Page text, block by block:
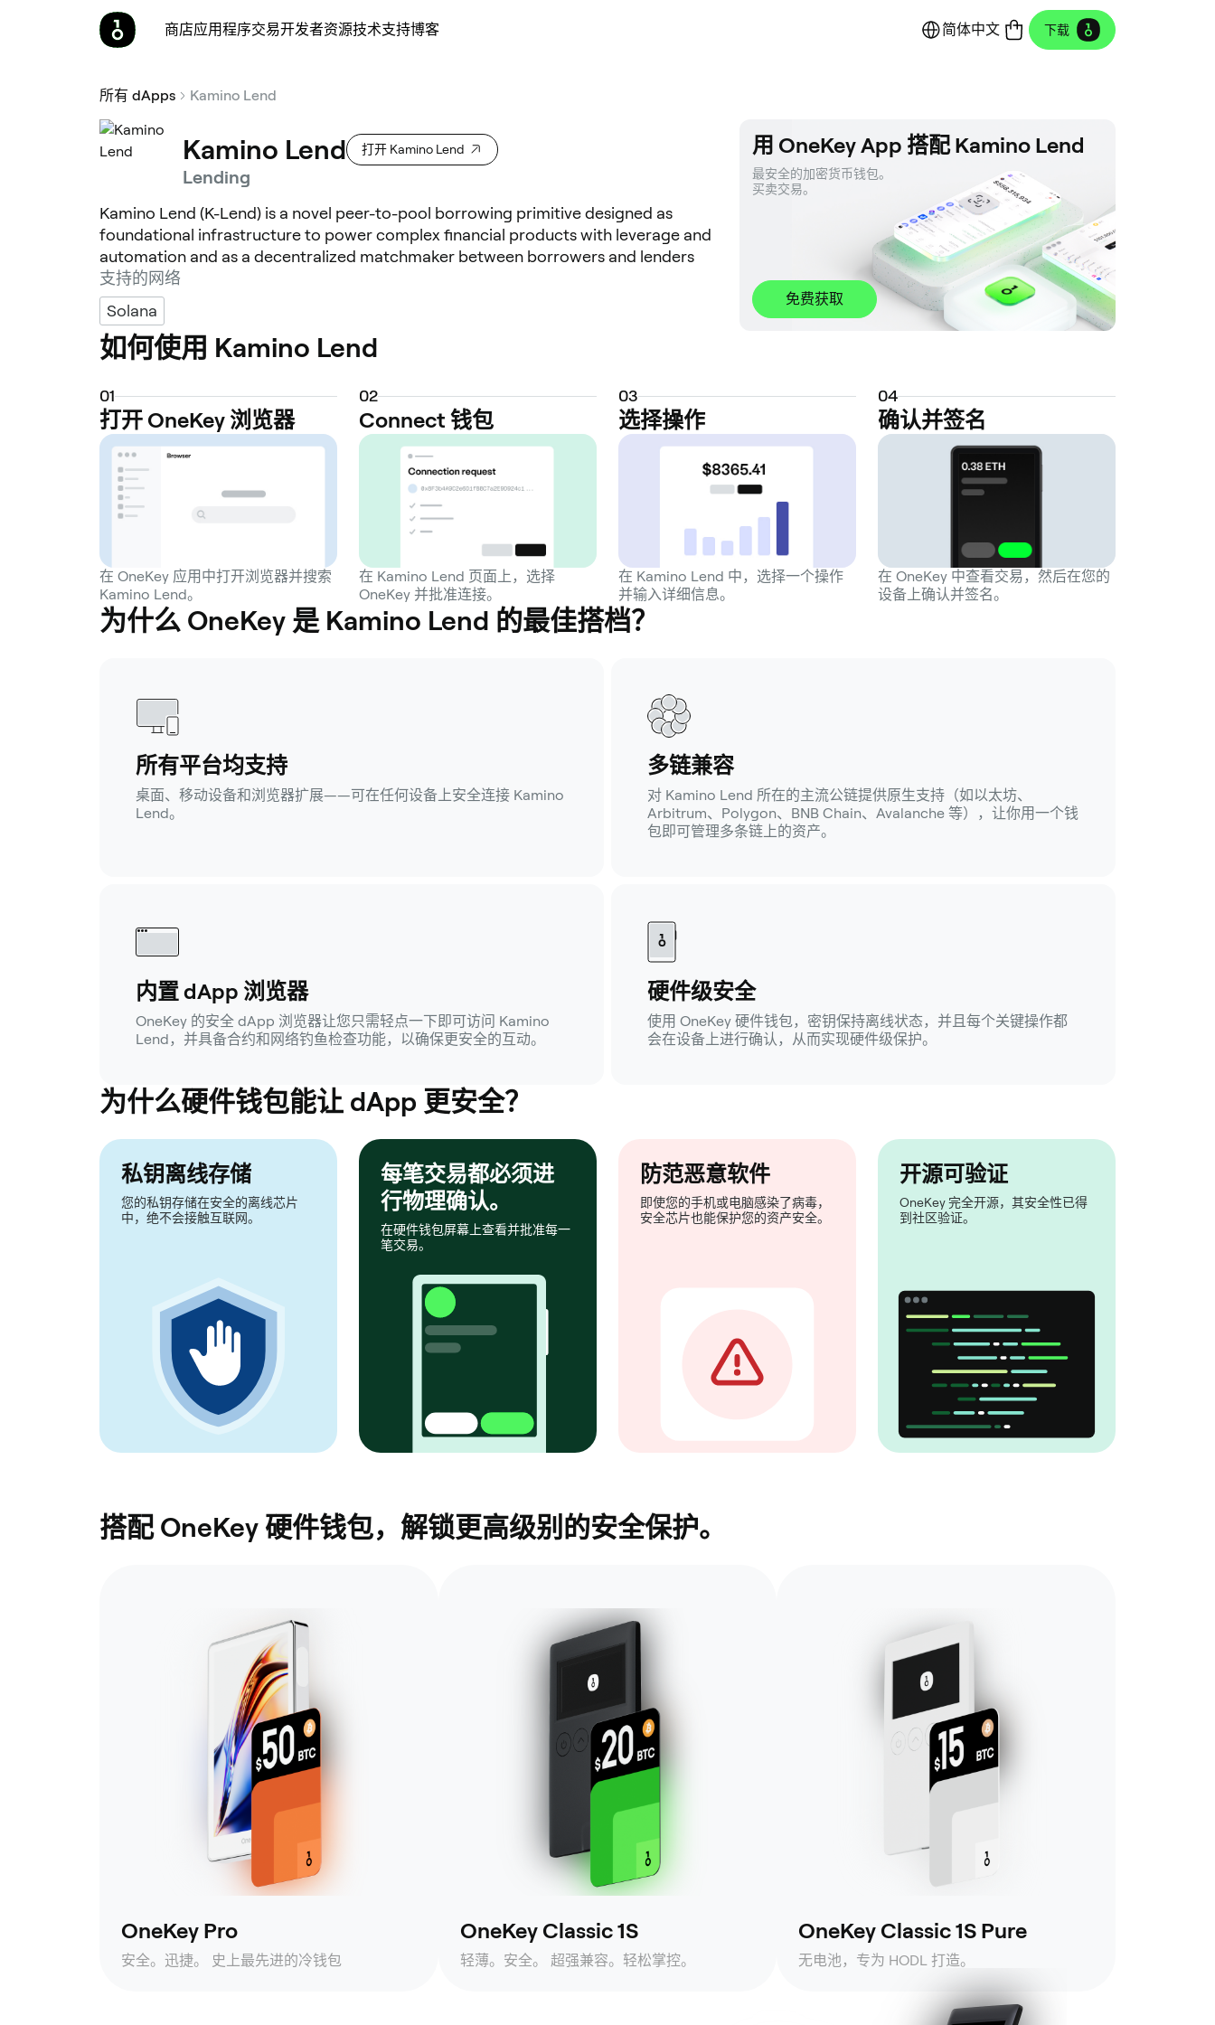
商店应用程序交易开发者资源技术支持博客 简体中文 下载
所有 dApps Kamino Lend
Kamino Lend 打开 Kamino Lend
Lending
Kamino Lend (K-Lend) is a novel peer-to-pool borrowing primitive designed as
foundational infrastructure to power complex financial products with leverage and
automation and as a decentralized matchmaker between borrowers and lenders
支持的网络
Solana
用 OneKey App 搭配 Kamino Lend
最安全的加密货币钱包。
买卖交易。
免费获取
如何使用 Kamino Lend
01
打开 OneKey 浏览器
在 OneKey 应用中打开浏览器并搜索
Kamino Lend。
02
Connect 钱包
在 Kamino Lend 页面上，选择
OneKey 并批准连接。
03
选择操作
在 Kamino Lend 中，选择一个操作
并输入详细信息。
04
确认并签名
在 OneKey 中查看交易，然后在您的
设备上确认并签名。
为什么 OneKey 是 Kamino Lend 的最佳搭档？
所有平台均支持
桌面、移动设备和浏览器扩展——可在任何设备上安全连接 Kamino
Lend。
多链兼容
对 Kamino Lend 所在的主流公链提供原生支持（如以太坊、
Arbitrum、Polygon、BNB Chain、Avalanche 等），让你用一个钱
包即可管理多条链上的资产。
内置 dApp 浏览器
OneKey 的安全 dApp 浏览器让您只需轻点一下即可访问 Kamino
Lend，并具备合约和网络钓鱼检查功能，以确保更安全的互动。
硬件级安全
使用 OneKey 硬件钱包，密钥保持离线状态，并且每个关键操作都
会在设备上进行确认，从而实现硬件级保护。
为什么硬件钱包能让 dApp 更安全？
私钥离线存储
您的私钥存储在安全的离线芯片
中，绝不会接触互联网。
每笔交易都必须进
行物理确认。
在硬件钱包屏幕上查看并批准每一
笔交易。
防范恶意软件
即使您的手机或电脑感染了病毒，
安全芯片也能保护您的资产安全。
开源可验证
OneKey 完全开源，其安全性已得
到社区验证。
搭配 OneKey 硬件钱包，解锁更高级别的安全保护。
OneKey Pro
安全。迅捷。 史上最先进的冷钱包
OneKey Classic 1S
轻薄。安全。 超强兼容。轻松掌控。
OneKey Classic 1S Pure
无电池，专为 HODL 打造。